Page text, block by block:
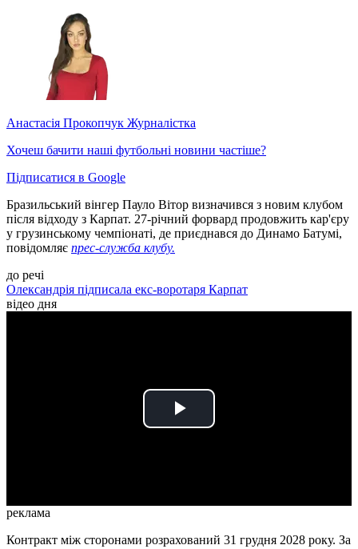
Анастасія Прокопчук Журналістка
Хочеш бачити наші футбольні новини частіше?
Підписатися в Google
Бразильський вінгер Пауло Вітор визначився з новим клубом
після відходу з Карпат. 27-річний форвард продовжить кар'єру
у грузинському чемпіонаті, де приєднався до Динамо Батумі,
повідомляє прес-служба клубу.
до речі
Олександрія підписала екс-воротаря Карпат
відео дня
Play
реклама
Контракт між сторонами розрахований 31 грудня 2028 року. За